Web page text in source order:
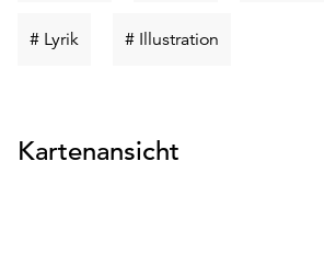
Funktionale
ohne
Ihr
# Lyrik Schlüsselwort
# Illustration
Kartenansicht